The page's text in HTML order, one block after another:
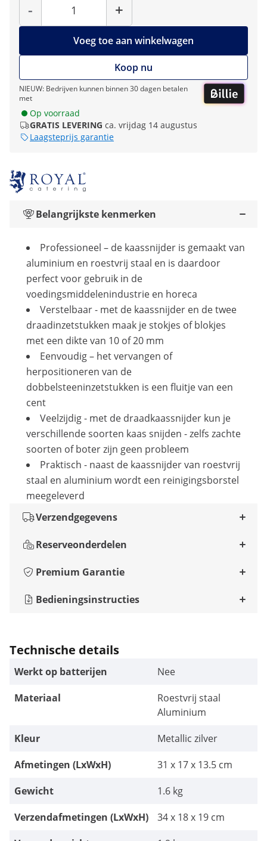
- +
Voeg toe aan winkelwagen
Koop nu
NIEUW: Bedrijven kunnen binnen 30 dagen betalen
met
Op voorraad
GRATIS LEVERING ca. vrijdag 14 augustus
Laagsteprijs garantie
Belangrijkste kenmerken
Professioneel – de kaassnijder is gemaakt van
aluminium en roestvrij staal en is daardoor
perfect voor gebruik in de
voedingsmiddelenindustrie en horeca
Verstelbaar - met de kaassnijder en de twee
draadinzetstukken maak je stokjes of blokjes
met een dikte van 10 of 20 mm
Eenvoudig – het vervangen of
herpositioneren van de
dobbelsteeninzetstukken is een fluitje van een
cent
Veelzijdig - met de draadkaassnijder kun je
verschillende soorten kaas snijden - zelfs zachte
soorten of boter zijn geen probleem
Praktisch - naast de kaassnijder van roestvrij
staal en aluminium wordt een reinigingsborstel
meegeleverd
Verzendgegevens
Reserveonderdelen
Premium Garantie
Bedieningsinstructies
Technische details
Werkt op batterijen
Nee
Materiaal
Roestvrij staal
Aluminium
Kleur
Metallic zilver
Afmetingen (LxWxH)
31 x 17 x 13.5 cm
Gewicht
1.6 kg
Verzendafmetingen (LxWxH)
34 x 18 x 19 cm